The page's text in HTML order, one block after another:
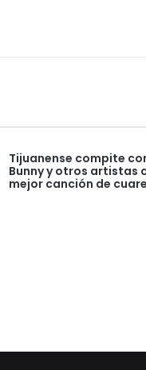
Tijuanense compite
Bunny y otros artistas
mejor canción de